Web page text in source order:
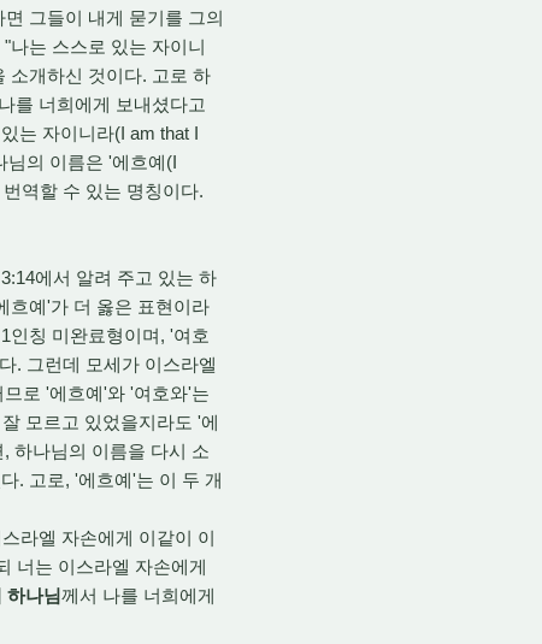
그들이 내게 묻기를 그의
나는 스스로 있는 자이니
소개하신 것이다. 고로 하
를 너희에게 보내셨다고
는 자이니라(I am that I
님의 이름은 '에흐예(I
역할 수 있는 명칭이다.
에서 알려 주고 있는 하
흐예'가 더 옳은 표현이라
인칭 미완료형이며, '여호
. 그런데 모세가 이스라엘
로 '에흐예'와 '여호와'는
모르고 있었을지라도 '에
하나님의 이름을 다시 소
. 고로, '에흐예'는 이 두 개
라엘 자손에게 이같이 이
너는 이스라엘 자손에게
하나님께서 나를 너희에게